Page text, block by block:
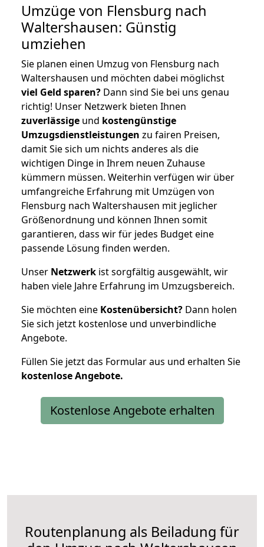
Umzüge von Flensburg nach
Waltershausen: Günstig
umziehen
Sie planen einen Umzug von Flensburg nach
Waltershausen und möchten dabei möglichst
viel Geld sparen? Dann sind Sie bei uns genau
richtig! Unser Netzwerk bieten Ihnen
zuverlässige und kostengünstige
Umzugsdienstleistungen zu fairen Preisen,
damit Sie sich um nichts anderes als die
wichtigen Dinge in Ihrem neuen Zuhause
kümmern müssen. Weiterhin verfügen wir über
umfangreiche Erfahrung mit Umzügen von
Flensburg nach Waltershausen mit jeglicher
Größenordnung und können Ihnen somit
garantieren, dass wir für jedes Budget eine
passende Lösung finden werden.
Unser Netzwerk ist sorgfältig ausgewählt, wir
haben viele Jahre Erfahrung im Umzugsbereich.
Sie möchten eine Kostenübersicht? Dann holen
Sie sich jetzt kostenlose und unverbindliche
Angebote.
Füllen Sie jetzt das Formular aus und erhalten Sie
kostenloseAngebote.
Kostenlose Angebote erhalten
Routenplanung als Beiladung für